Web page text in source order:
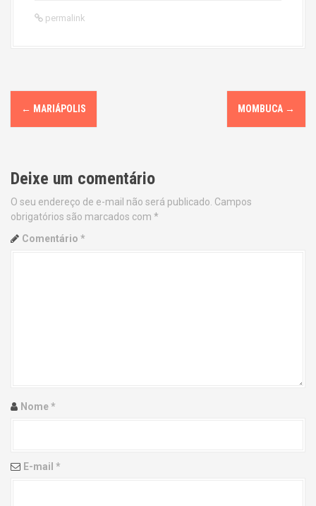
permalink
P
o
t
n
a
i
n
← MARIÁPOLIS MOMBUCA →
Deixe um comentário
O seu endereço de e-mail não será publicado. Campos
obrigatórios são marcados com *
Comentário *
Nome*
E-mail *